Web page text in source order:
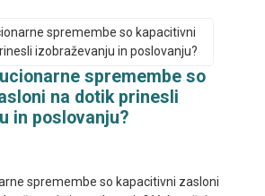
spremembe so
na dotik prinesli
in poslovanju?
spremembe so kapacitivni zasloni